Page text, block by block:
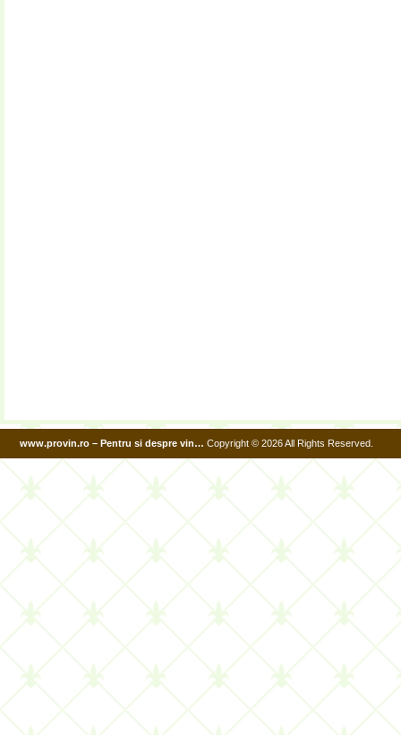
www.provin.ro – Pentru si despre vin… Copyright © 2026 All Rights Reserved.